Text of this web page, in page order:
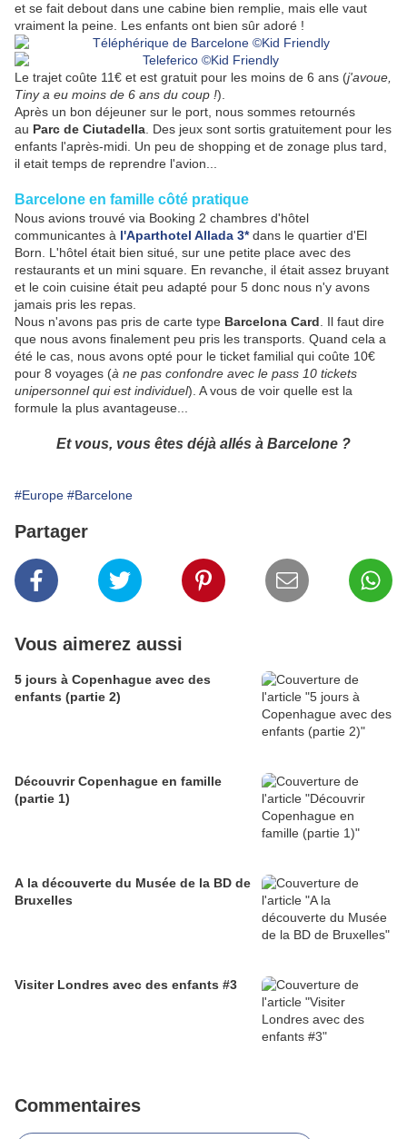
et se fait debout dans une cabine bien remplie, mais elle vaut
vraiment la peine. Les enfants ont bien sûr adoré !
Le trajet coûte 11€ et est gratuit pour les moins de 6 ans (j'avoue,
Tiny a eu moins de 6 ans du coup !).
Après un bon déjeuner sur le port, nous sommes retournés
au Parc de Ciutadella . Des jeux sont sortis gratuitement pour les
enfants l'après-midi. Un peu de shopping et de zonage plus tard,
il etait temps de reprendre l'avion...
Barcelone en famille côté pratique
Nous avions trouvé via Booking 2 chambres d'hôtel
communicantes à l'Aparthotel Allada 3*dans le quartier d'El
Born. L'hôtel était bien situé, sur une petite place avec des
restaurants et un mini square. En revanche, il était assez bruyant
et le coin cuisine était peu adapté pour 5 donc nous n'y avons
jamais pris les repas.
Nous n'avons pas pris de carte type Barcelona Card . Il faut dire
que nous avons finalement peu pris les transports. Quand cela a
été le cas, nous avons opté pour le ticket familial qui coûte 10€
pour 8 voyages (à ne pas confondre avec le pass 10 tickets
unipersonnel qui est individuel). A vous de voir quelle est la
formule la plus avantageuse...
Et vous, vous êtes déjà allés à Barcelone ?
#Europe #Barcelone
Partager
Vous aimerez aussi
5 jours à Copenhague avec des
enfants (partie 2)
Découvrir Copenhague en famille
(partie 1)
A la découverte du Musée de la BD de
Bruxelles
Visiter Londres avec des enfants #3
Commentaires